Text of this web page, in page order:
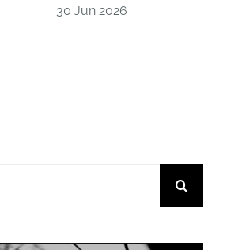
30 Jun 2026